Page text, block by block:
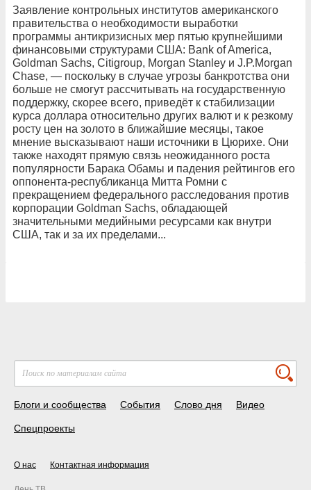
Заявление контрольных институтов американского
правительства о необходимости выработки
программы антикризисных мер пятью крупнейшими
финансовыми структурами США: Bank of America,
Goldman Sachs, Citigroup, Morgan Stanley и J.P.Morgan
Chase, — поскольку в случае угрозы банкротства они
больше не смогут рассчитывать на государственную
поддержку, скорее всего, приведёт к стабилизации
курса доллара относительно других валют и к резкому
росту цен на золото в ближайшие месяцы, такое
мнение высказывают наши источники в Цюрихе. Они
также находят прямую связь неожиданного роста
популярности Барака Обамы и падения рейтингов его
оппонента-республиканца Митта Ромни с
прекращением федерального расследования против
корпорации Goldman Sachs, обладающей
значительными медийными ресурсами как внутри
США, так и за их пределами...
Блоги и сообщества События Слово дня Видео
Спецпроекты
О нас Контактная информация